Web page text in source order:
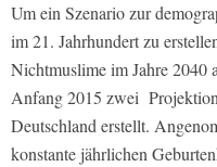
Um ein Szenario zur
im 21. Jahrhundert zu
Nichtmuslime im Jahre 2040
Anfang 2015 zwei
Deutschland erstellt.
konstante jährlichen